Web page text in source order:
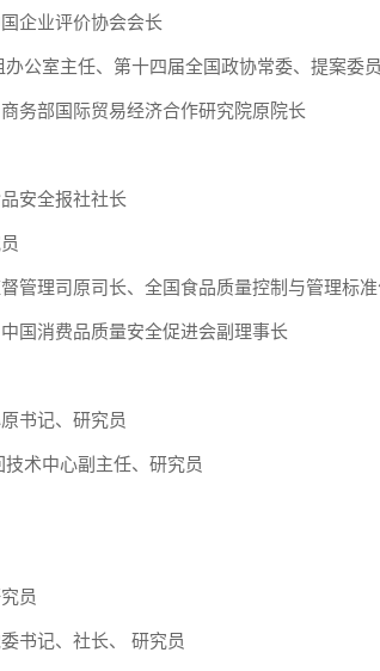
企业评价协会会长
公室主任、第十四届全国政协常委、提案委
务部国际贸易经济合作研究院原院长
安全报社社长
管理司原司长、全国食品质量控制与管理标
国消费品质量安全促进会副理事长
书记、研究员
术中心副主任、研究员
员
书记、社长、 研究员